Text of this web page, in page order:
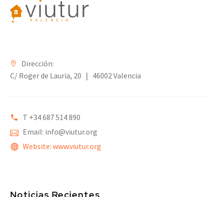
Dirección:
C/ Roger de Lauria, 20 | 46002 Valencia
T +34 687 514 890
Email: info@viutur.org
Website: www.viutur.org